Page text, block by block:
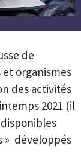
de
organismes
des activités
2021 (il
» développés